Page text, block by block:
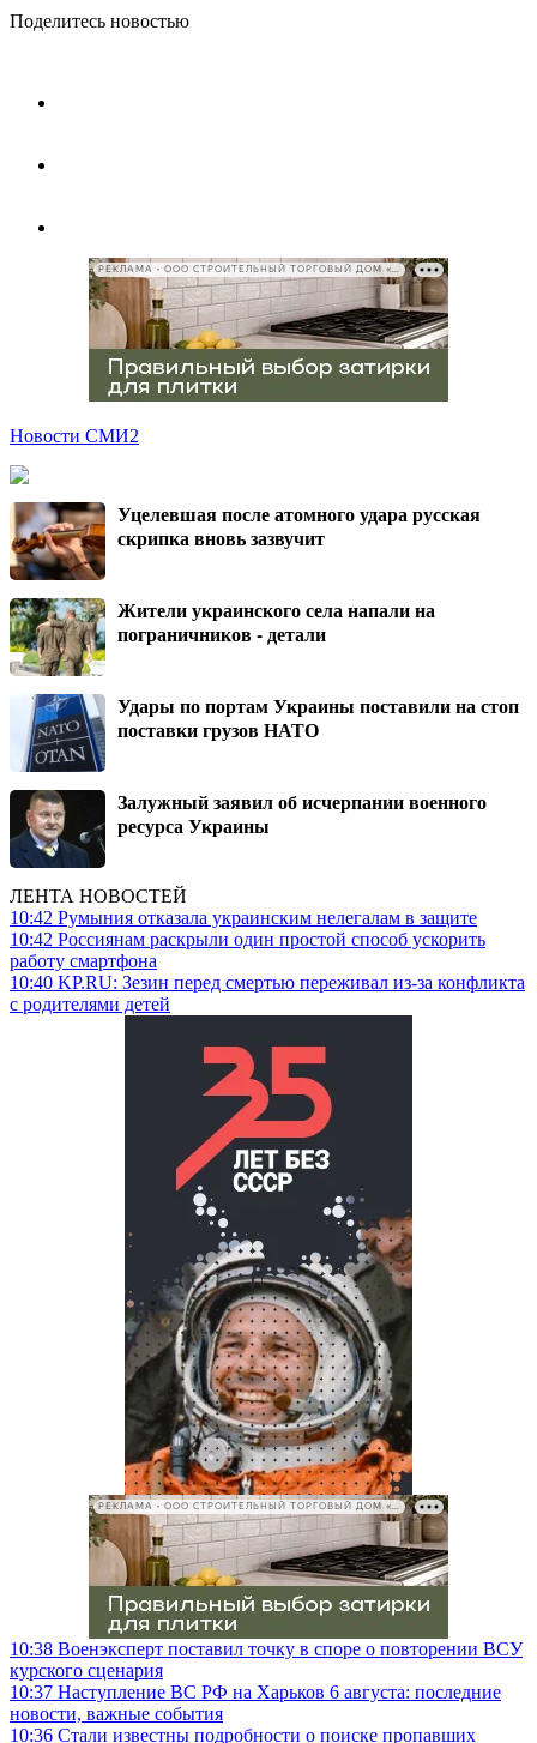
Поделитесь новостью
РЕКЛАМА • ООО СТРОИТЕЛЬНЫЙ ТОРГОВЫЙ ДОМ «ПЕТРОВИЧ», ИНН 7802348846
Новости СМИ2
Уцелевшая после атомного удара русская
скрипка вновь зазвучит
Жители украинского села напали на
пограничников - детали
Удары по портам Украины поставили на стоп
поставки грузов НАТО
Залужный заявил об исчерпании военного
ресурса Украины
ЛЕНТА НОВОСТЕЙ
10:42 Румыния отказала украинским нелегалам в защите
10:42 Россиянам раскрыли один простой способ ускорить
работу смартфона
10:40 KP.RU: Зезин перед смертью переживал из-за конфликта
с родителями детей
РЕКЛАМА • ООО СТРОИТЕЛЬНЫЙ ТОРГОВЫЙ ДОМ «ПЕТРОВИЧ», ИНН 7802348846
10:38 Военэксперт поставил точку в споре о повторении ВСУ
курского сценария
10:37 Наступление ВС РФ на Харьков 6 августа: последние
новости, важные события
10:36 Стали известны подробности о поиске пропавших